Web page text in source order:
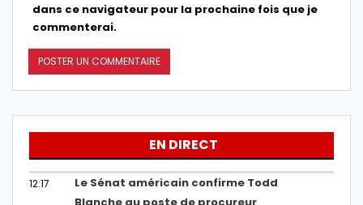
dans ce navigateur pour la prochaine fois que je
commenterai.
EN DIRECT
12:17
Le Sénat américain confirme Todd